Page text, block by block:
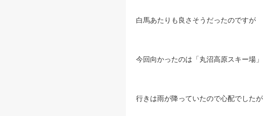
白馬あたりも良さそうだったのですが
今回向かったのは「丸沼高原スキー場」
行きは雨が降っていたので心配でしたが